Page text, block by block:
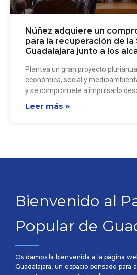
Núñez adquiere un
para la recuperación de
Guadalajara junto a los
Plantea un gran proyecto
económica, social y
y se compromete a impulsarlo
Leer más »
Bienvenido al
Popular de
Os damos la bienvenida a la página
Guadalajara, un espacio pensado para